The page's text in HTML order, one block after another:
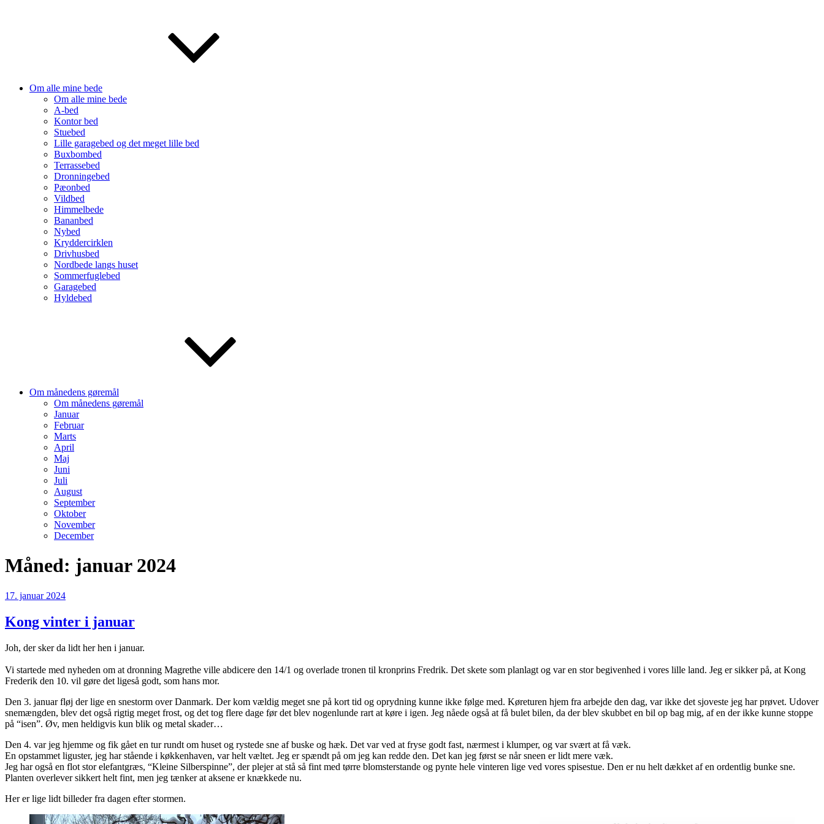
Om alle mine bede
Om alle mine bede
A-bed
Kontor bed
Stuebed
Lille garagebed og det meget lille bed
Buxbombed
Terrassebed
Dronningebed
Pæonbed
Vildbed
Himmelbede
Bananbed
Nybed
Kryddercirklen
Drivhusbed
Nordbede langs huset
Sommerfuglebed
Garagebed
Hyldebed
Om månedens gøremål
Om månedens gøremål
Januar
Februar
Marts
April
Maj
Juni
Juli
August
September
Oktober
November
December
Måned: januar 2024
Udgivet
17. januar 2024
Kong vinter i januar
Joh, der sker da lidt her hen i januar.
Vi startede med nyheden om at dronning Magrethe ville abdicere den 14/1 og overlade tronen til kronprins Fredrik. Det skete som planlagt og var en stor begivenhed i vores lille land. Jeg er sikker på, at Kong
Frederik den 10. vil gøre det ligeså godt, som hans mor.
Den 3. januar fløj der lige en snestorm over Danmark. Der kom vældig meget sne på kort tid og oprydning kunne ikke følge med. Køreturen hjem fra arbejde den dag, var ikke det sjoveste jeg har prøvet. Udover
snemængden, blev det også rigtig meget frost, og det tog flere dage før det blev nogenlunde rart at køre i igen. Jeg nåede også at få bulet bilen, da der blev skubbet en bil op bag mig, af en der ikke kunne stoppe
på “isen”. Øv, men heldigvis kun blik og metal skader…
Den 4. var jeg hjemme og fik gået en tur rundt om huset og rystede sne af buske og hæk. Det var ved at fryse godt fast, nærmest i klumper, og var svært at få væk.
En opstammet liguster, jeg har stående i køkkenhaven, var helt væltet. Jeg er spændt på om jeg kan redde den. Det kan jeg først se når sneen er lidt mere væk.
Jeg har også en flot stor elefantgræs, “Kleine Silberspinne”, der plejer at stå så fint med tørre blomsterstande og pynte hele vinteren lige ved vores spisestue. Den er nu helt dækket af en ordentlig bunke sne.
Planten overlever sikkert helt fint, men jeg tænker at aksene er knækkede nu.
Her er lige lidt billeder fra dagen efter stormen.